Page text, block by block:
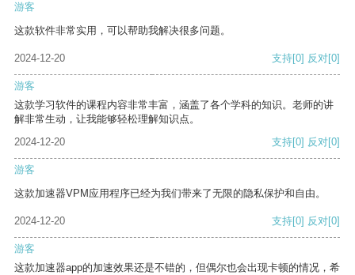
游客
这款软件非常实用，可以帮助我解决很多问题。
2024-12-20 支持[0] 反对[0]
游客
这款学习软件的课程内容非常丰富，涵盖了各个学科的知识。老师的讲
解非常生动，让我能够轻松理解知识点。
2024-12-20
支持[0] 反对[0]
游客
这款加速器VPM应用程序已经为我们带来了无限的隐私保护和自由。
2024-12-20 支持[0] 反对[0]
游客
这款加速器app的加速效果还是不错的，但偶尔也会出现卡顿的情况，希